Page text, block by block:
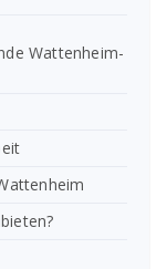
Wattenheim-